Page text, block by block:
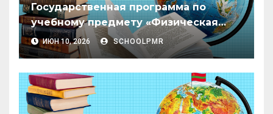
Государственная программа по
учебному предмету «Физическая
культура» для 1–4 классов
организаций общего образования
Республики
ИЮН 10, 2026 SCHOOLPMR